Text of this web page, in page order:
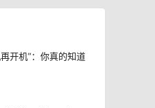
开机”：你真的知道